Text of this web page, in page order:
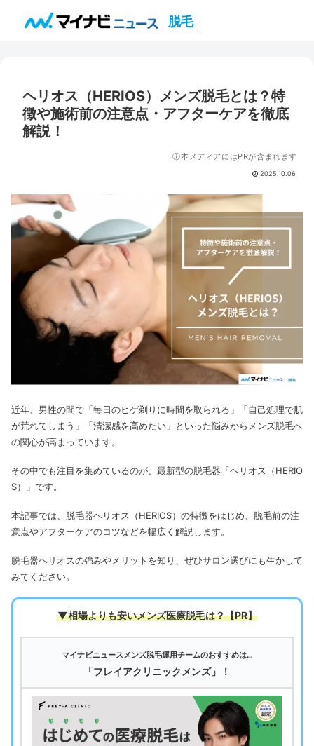
脱毛
ヘリオス（HERIOS）メンズ脱毛とは？特
徴や施術前の注意点・アフターケアを徹底
解説！
ⓘ本メディアにはPRが含まれます
2025.10.06
近年、男性の間で「毎日のヒゲ剃りに時間を取られる」「自己処理で肌
が荒れてしまう」「清潔感を高めたい」といった悩みからメンズ脱毛へ
の関心が高まっています。
その中でも注目を集めているのが、最新型の脱毛器「ヘリオス（HERIO
S）」です。
本記事では、脱毛器ヘリオス（HERIOS）の特徴をはじめ、脱毛前の注
意点やアフターケアのコツなどを幅広く解説します。
脱毛器ヘリオスの強みやメリットを知り、ぜひサロン選びにも生かして
みてください。
▼相場よりも安いメンズ医療脱毛は？【PR】
マイナビニュースメンズ脱毛運用チームのおすすめは…
「フレイアクリニックメンズ」！